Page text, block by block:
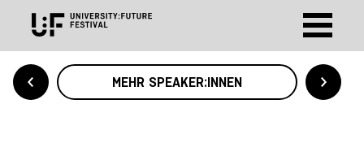
MEHR SPEAKER:INNEN